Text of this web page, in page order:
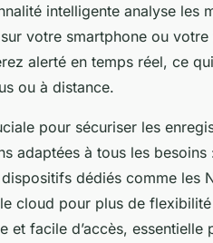
intelligente analyse les
votre smartphone ou
alerté en temps réel, ce
ou à distance.
pour sécuriser les
adaptées à tous les
dédiés comme les
cloud pour plus de
et facile d’accès, essentielle